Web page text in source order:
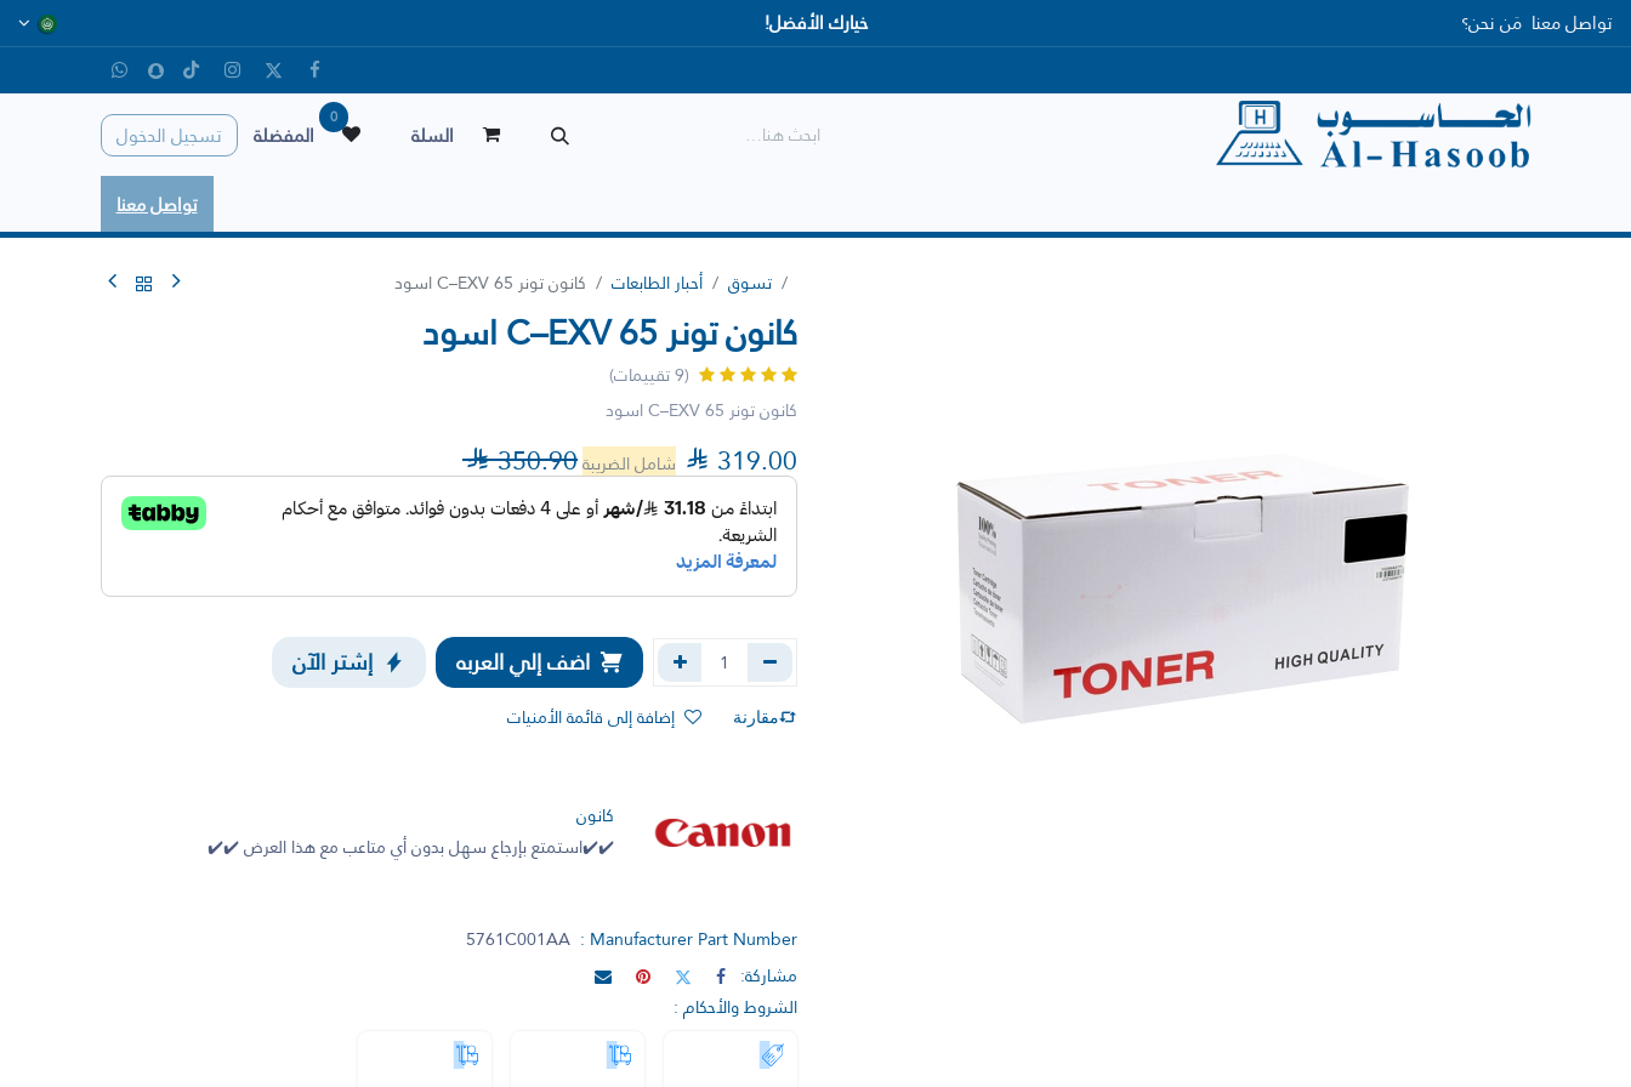
تواصل معنا مَن نحن؟ خيارك الأفضل!
السلة
0
المفضلة
تسجيل الدخول
تواصل معنا
تسوق أحبار الطابعات كانون تونر C–EXV 65 اسود
كانون تونر C–EXV 65 اسود
(9 تقييمات)
كانون تونر C–EXV 65 اسود
 319.00 شامل الضريبة 350.90
اضف إلي العربه إشتر الآن
مقارنة إضافة إلى قائمة الأمنيات
كانون
✔️✔️استمتع بإرجاع سهل بدون أي متاعب مع هذا العرض ✔️✔️
Manufacturer Part Number :
5761C001AA
مشاركة:
الشروط والأحكام :